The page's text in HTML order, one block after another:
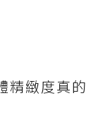
精緻度真的